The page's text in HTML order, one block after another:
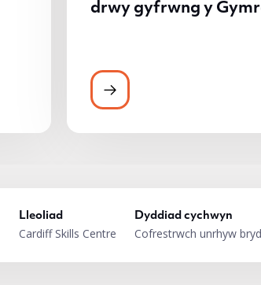
at ystod eang o wasanaethau
drwy gyfrwng y
Cwblhewch eich
Lleoliad
Cardiff Skills Centre
Dyddiad cychwyn
Cofrestrwch unrhyw bryd